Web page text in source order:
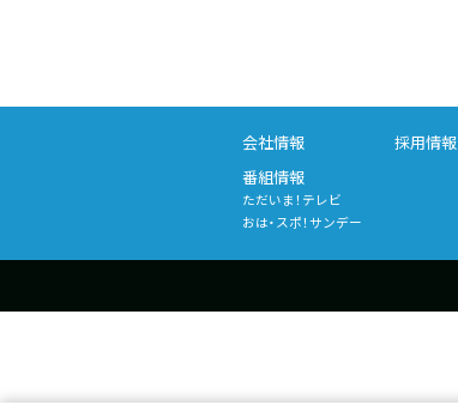
会社情報 採用情報
番組情報
ただいま！テレビ
おは・スポ！サンデー